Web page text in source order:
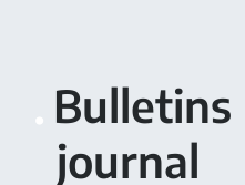
Bulletins
journal